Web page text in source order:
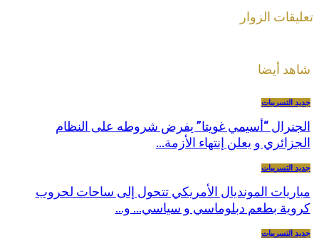
تعليقات الزوار
شاهد أيضا
جديد التسريبات
الجنرال “أسيمي غويتا” يفرض شروطه على النظام
الجزائري و يعلن إنتهاء الأزمة…
جديد التسريبات
مباريات المونديال الأمريكي تتحول إلى ساحات لحروب
كروية بطعم دبلوماسي و سياسي… و…
جديد التسريبات